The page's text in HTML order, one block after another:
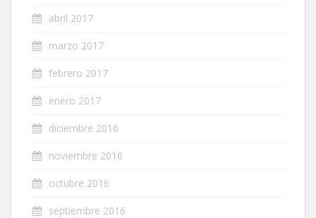
abril 2017
marzo 2017
febrero 2017
enero 2017
diciembre 2016
noviembre 2016
octubre 2016
septiembre 2016